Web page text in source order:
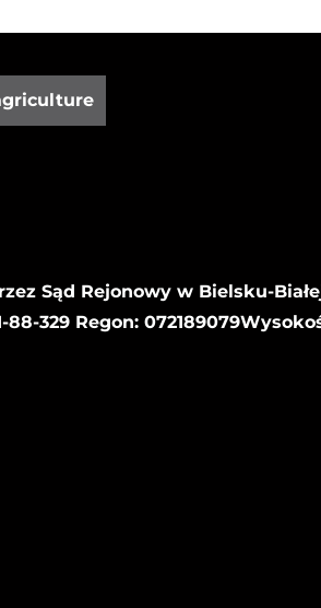
Sąd Rejonowy w Bielsku-
329 Regon: